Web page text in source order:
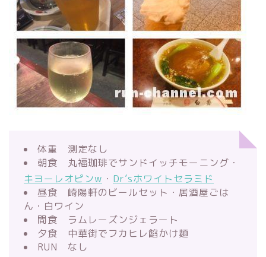
体重 測定なし
朝食 丸福珈琲でサンドイッチモーニング・
キヨーレオピンw ・ Dr’sホワイトセラミド
昼食 崎陽軒のビールセット・居酒屋ごは
ん・白ワイン
間食 ラムレーズンジェラート
夕食 中華街でフカヒレ餡かけ麺
RUN なし